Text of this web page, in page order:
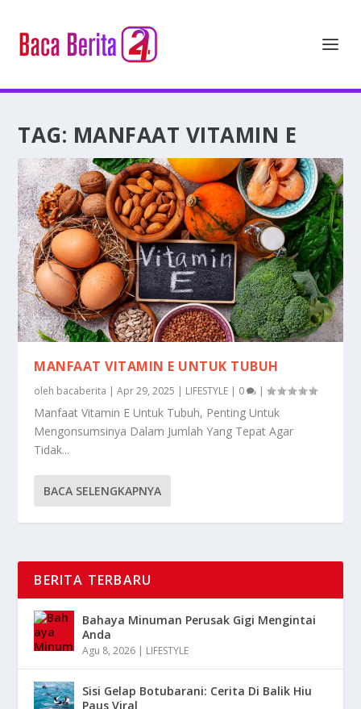
TAG: MANFAAT VITAMIN E
MANFAAT VITAMIN E UNTUK TUBUH
oleh bacaberita |Apr 29, 2025 | LIFESTYLE | 0 |
Manfaat Vitamin E Untuk Tubuh, Penting Untuk
Mengonsumsinya Dalam Jumlah Yang Tepat Agar
Tidak...
BACA SELENGKAPNYA
BERITA TERBARU
Bahaya Minuman Perusak Gigi Mengintai
Anda
Agu 8, 2026 | LIFESTYLE
Sisi Gelap Botubarani: Cerita Di Balik Hiu
Paus Viral